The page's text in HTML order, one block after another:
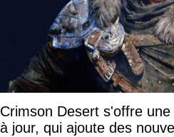
Crimson Desert s'offre
à jour, qui ajoute des